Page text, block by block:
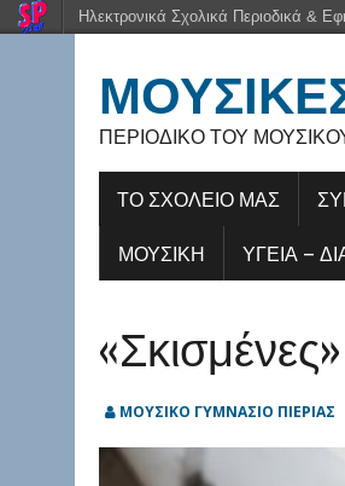
ΠΕΡΙΟΔΙΚΌ ΤΟΥ
ΤΟ ΣΧΟΛΕΙΟ ΜΑΣ
ΜΟΥΣΙΚΉ
ΥΓΕΊΑ –
ΜΟΥΣΙΚΟ ΓΥΜΝΑΣΙΟ ΠΙΕΡΙΑΣ
Ηλεκτρονικά Σχολικά Περιοδικά &